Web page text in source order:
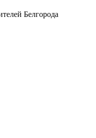
Белгорода